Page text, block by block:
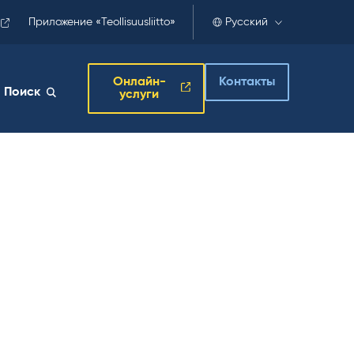
Приложение «Teollisuusliitto» Русский
Поиск
Онлайн-
услуги
Контакты